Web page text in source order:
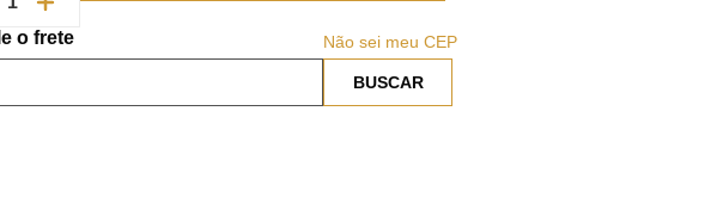
Não sei meu CEP